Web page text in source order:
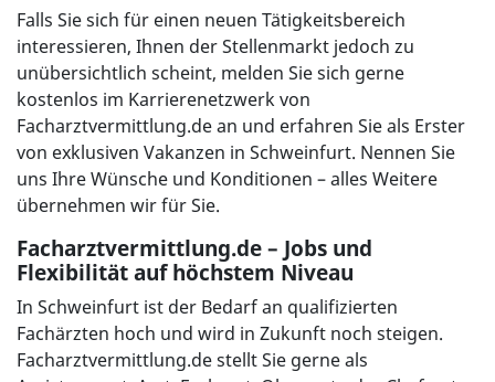
Falls Sie sich für einen neuen Tätigkeitsbereich
interessieren, Ihnen der Stellenmarkt jedoch zu
unübersichtlich scheint, melden Sie sich gerne
kostenlos im Karrierenetzwerk von
Facharztvermittlung.de an und erfahren Sie als Erster
von exklusiven Vakanzen in Schweinfurt. Nennen Sie
uns Ihre Wünsche und Konditionen – alles Weitere
übernehmen wir für Sie.
Facharztvermittlung.de – Jobs und
Flexibilität auf höchstem Niveau
In Schweinfurt ist der Bedarf an qualifizierten
Fachärzten hoch und wird in Zukunft noch steigen.
Facharztvermittlung.de stellt Sie gerne als